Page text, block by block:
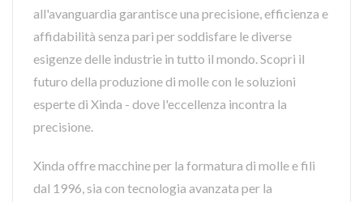
all'avanguardia garantisce una precisione, efficienza e
affidabilità senza pari per soddisfare le diverse
esigenze delle industrie in tutto il mondo. Scopri il
futuro della produzione di molle con le soluzioni
esperte di Xinda - dove l'eccellenza incontra la
precisione.
Xinda offre macchine per la formatura di molle e fili
dal 1996, sia con tecnologia avanzata per la